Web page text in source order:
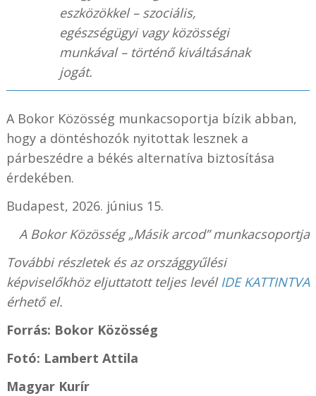
eszközökkel – szociális,
egészségügyi vagy közösségi
munkával – történő kiváltásának
jogát.
A Bokor Közösség munkacsoportja bízik abban,
hogy a döntéshozók nyitottak lesznek a
párbeszédre a békés alternatíva biztosítása
érdekében.
Budapest, 2026. június 15.
A Bokor Közösség „Másik arcod” munkacsoportja
További részletek és az országgyűlési
képviselőkhöz eljuttatott teljes levél IDE KATTINTVA
érhető el.
Forrás: Bokor Közösség
Fotó: Lambert Attila
Magyar Kurír